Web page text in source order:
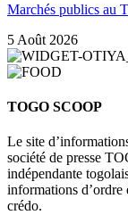
Marchés publics au
5 Août 2026
TOGO SCOOP
Le site
société de presse
indépendante
informations d’ordre
crédo.